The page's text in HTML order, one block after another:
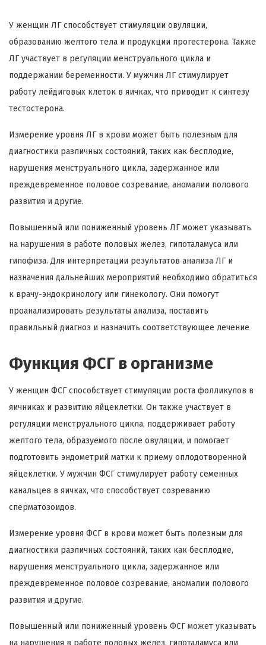
У женщин ЛГ способствует стимуляции овуляции,
образованию желтого тела и продукции прогестерона. Также
ЛГ участвует в регуляции менструального цикла и
поддержании беременности. У мужчин ЛГ стимулирует
работу лейдиговых клеток в яичках, что приводит к синтезу
тестостерона.
Измерение уровня ЛГ в крови может быть полезным для
диагностики различных состояний, таких как бесплодие,
нарушения менструального цикла, задержанное или
преждевременное половое созревание, аномалии полового
развития и другие.
Повышенный или пониженный уровень ЛГ может указывать
на нарушения в работе половых желез, гипоталамуса или
гипофиза. Для интерпретации результатов анализа ЛГ и
назначения дальнейших мероприятий необходимо обратиться
к врачу-эндокринологу или гинекологу. Они помогут
проанализировать результаты анализа, поставить
правильный диагноз и назначить соответствующее лечение
Функция ФСГ в организме
У женщин ФСГ способствует стимуляции роста фолликулов в
яичниках и развитию яйцеклетки. Он также участвует в
регуляции менструального цикла, поддерживает работу
желтого тела, образуемого после овуляции, и помогает
подготовить эндометрий матки к приему оплодотворенной
яйцеклетки. У мужчин ФСГ стимулирует работу семенных
канальцев в яичках, что способствует созреванию
сперматозоидов.
Измерение уровня ФСГ в крови может быть полезным для
диагностики различных состояний, таких как бесплодие,
нарушения менструального цикла, задержанное или
преждевременное половое созревание, аномалии полового
развития и другие.
Повышенный или пониженный уровень ФСГ может указывать
на нарушения в работе половых желез, гипоталамуса или